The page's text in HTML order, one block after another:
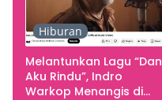
Hiburan
Melantunkan Lagu “Dan
Aku Rindu”, Indro
Warkop Menangis di